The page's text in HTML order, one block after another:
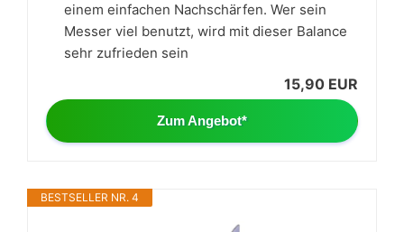
einem einfachen Nachschärfen. Wer sein
Messer viel benutzt, wird mit dieser Balance
sehr zufrieden sein
15,90 EUR
Zum Angebot*
BESTSELLER NR. 4